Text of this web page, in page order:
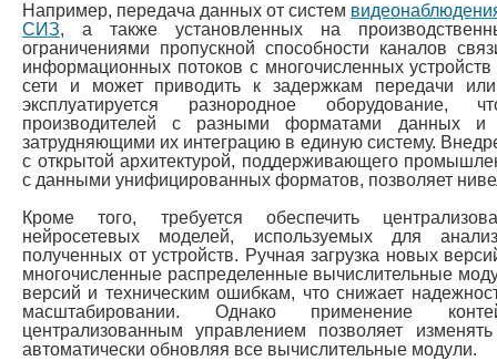
Например, передача данных от систем
СИЗ, а также установленных на
ограничениями пропускной способности каналов
информационных потоков с многочисленных устройств
сети и может приводить к задержкам передачи
эксплуатируется разнородное оборудование,
производителей с разными форматами данных и
затрудняющими их интеграцию в единую систему.
с открытой архитектурой, поддерживающего
с данными унифицированных форматов, позволяет
Кроме того, требуется обеспечить
нейросетевых моделей, используемых для
полученных от устройств. Ручная загрузка новых
многочисленные распределенные вычислительные
версий и техническим ошибкам, что снижает
масштабировании. Однако применение
централизованным управлением позволяет
автоматически обновляя все вычислительные модули.